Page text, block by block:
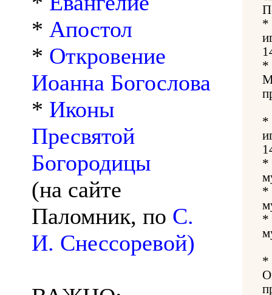
* Апостол
* Откровение
Иоанна Богослова
* Иконы
Пресвятой
Богородицы
(на сайте
Паломник, по С.
И. Снессоревой)
*
*
*
*
*
*
*